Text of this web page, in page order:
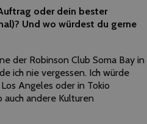
oder dein bester
Und wo würdest du gerne
der Robinson Club Soma Bay in
ich nie vergessen. Ich würde
Angeles oder in Tokio
auch andere Kulturen